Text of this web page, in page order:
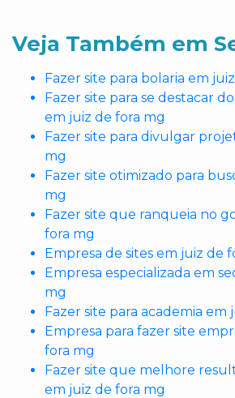
Veja Também em
Fazer site para bolaria em
Fazer site para se destacar
em juiz de fora mg
Fazer site para divulgar
mg
Fazer site otimizado para
mg
Fazer site que ranqueia no
fora mg
Empresa de sites em juiz de
Empresa especializada em
mg
Fazer site para academia em
Empresa para fazer site
fora mg
Fazer site que melhore
em juiz de fora mg